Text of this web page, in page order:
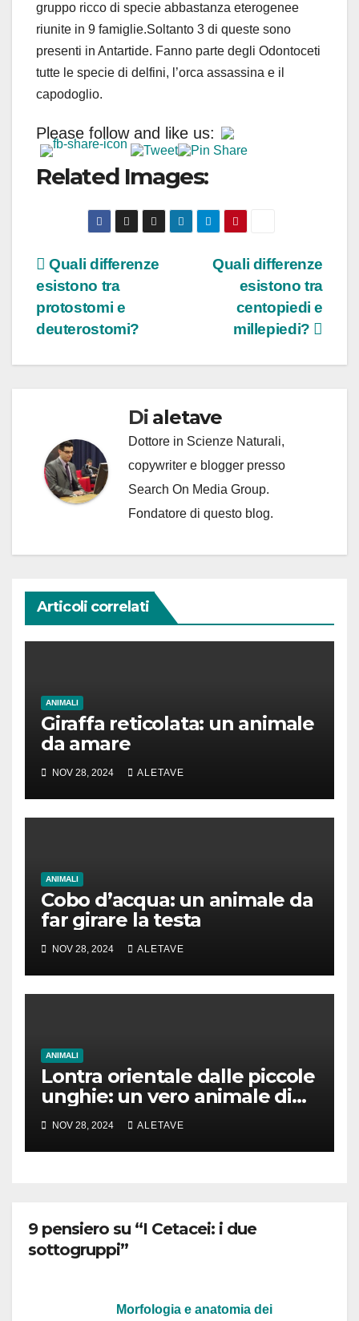
gruppo ricco di specie abbastanza eterogenee
riunite in 9 famiglie.Soltanto 3 di queste sono
presenti in Antartide. Fanno parte degli Odontoceti
tutte le specie di delfini, l’orca assassina e il
capodoglio.
Please follow and like us:
Related Images:
Navigazione
articoli
Quali differenze
esistono tra
centopiedi e
millepiedi?
Quali differenze
esistono tra
protostomi e
deuterostomi?
Di aletave
Dottore in Scienze Naturali,
copywriter e blogger presso
Search On Media Group.
Fondatore di questo blog.
Articoli correlati
ANIMALI
Giraffa reticolata: un animale
da amare
NOV 28, 2024 ALETAVE
ANIMALI
Cobo d’acqua: un animale da
far girare la testa
NOV 28, 2024 ALETAVE
ANIMALI
Lontra orientale dalle piccole
unghie: un vero animale di
cui parlare
NOV 28, 2024 ALETAVE
9 pensiero su “I Cetacei: i due
sottogruppi”
Morfologia e anatomia dei